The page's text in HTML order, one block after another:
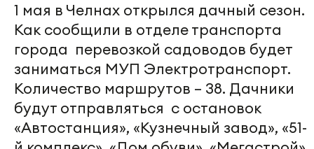
1 мая в Челнах открылся дачный сезон.
Как сообщили в отделе транспорта
города перевозкой садоводов будет
заниматься МУП Электротранспорт.
Количество маршрутов – 38. Дачники
будут отправляться с остановок
«Автостанция», «Кузнечный завод», «51-